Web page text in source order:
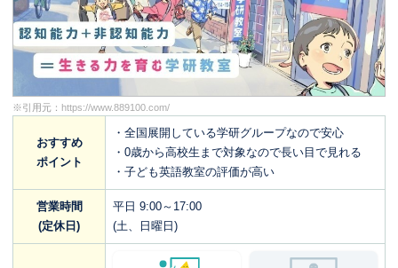
※引用元： https://www.889100.com/
おすすめ
ポイント
・全国展開している学研グループなので安心
・0歳から高校生まで対象なので長い目で見れる
・子ども英語教室の評価が高い
営業時間
(定休日)
平日 9:00～17:00
(土、日曜日)